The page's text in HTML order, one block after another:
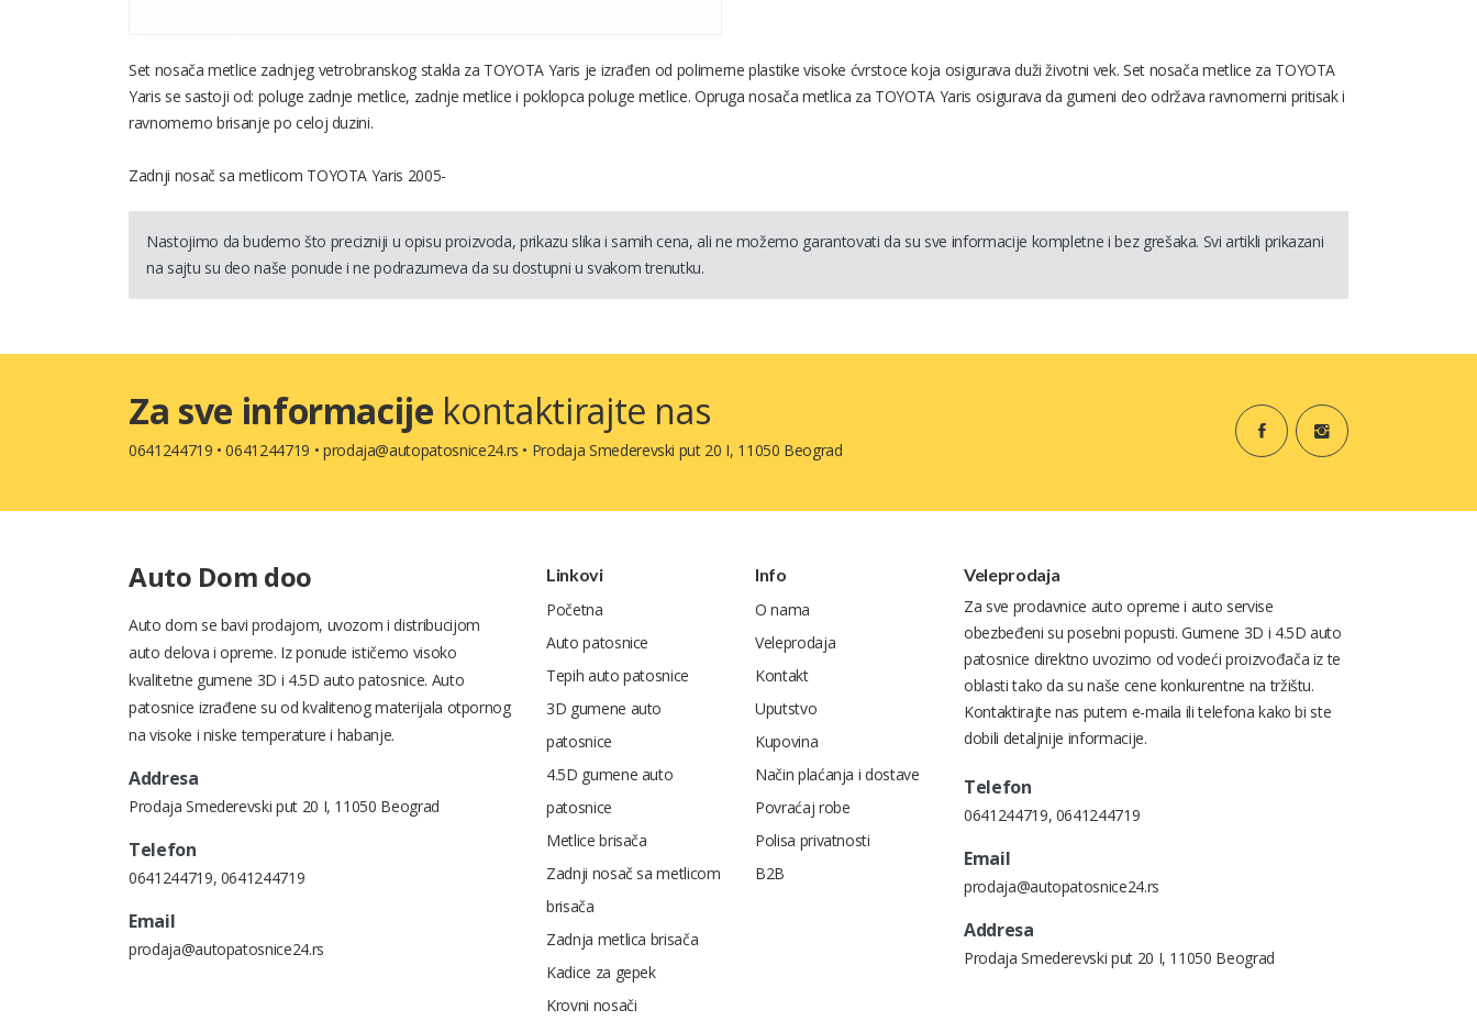
Set nosača metlice zadnjeg vetrobranskog stakla za TOYOTA Yaris je izrađen od polimerne plastike visoke ćvrstoce koja osigurava duži životni vek. Set nosača metlice za TOYOTA
Yaris se sastoji od: poluge zadnje metlice, zadnje metlice i poklopca poluge metlice. Opruga nosača metlica za TOYOTA Yaris osigurava da gumeni deo održava ravnomerni pritisak i
ravnomerno brisanje po celoj duzini.
Zadnji nosač sa metlicom TOYOTA Yaris 2005-
Nastojimo da budemo što precizniji u opisu proizvoda, prikazu slika i samih cena, ali ne možemo garantovati da su sve informacije kompletne i bez grešaka. Svi artikli prikazani
na sajtu su deo naše ponude i ne podrazumeva da su dostupni u svakom trenutku.
Za sve informacije kontaktirajte nas
0641244719 •0641244719 • prodaja@autopatosnice24.rs • Prodaja Smederevski put 20 I, 11050 Beograd
Auto Dom doo
Auto dom se bavi prodajom, uvozom i distribucijom
auto delova i opreme. Iz ponude ističemo visoko
kvalitetne gumene 3D i 4.5D auto patosnice. Auto
patosnice izrađene su od kvalitenog materijala otpornog
na visoke i niske temperature i habanje.
Addresa
Prodaja Smederevski put 20 I, 11050 Beograd
Telefon
0641244719, 0641244719
Email
prodaja@autopatosnice24.rs
Linkovi
Početna
Auto patosnice
Tepih auto patosnice
3D gumene auto
patosnice
4.5D gumene auto
patosnice
Metlice brisača
Zadnji nosač sa metlicom
brisača
Zadnja metlica brisača
Kadice za gepek
Krovni nosači
Info
O nama
Veleprodaja
Kontakt
Uputstvo
Kupovina
Način plaćanja i dostave
Povraćaj robe
Polisa privatnosti
B2B
Veleprodaja
Za sve prodavnice auto opreme i auto servise
obezbeđeni su posebni popusti. Gumene 3D i 4.5D auto
patosnice direktno uvozimo od vodeći proizvođača iz te
oblasti tako da su naše cene konkurentne na tržištu.
Kontaktirajte nas putem e-maila ili telefona kako bi ste
dobili detaljnije informacije.
Telefon
0641244719, 0641244719
Email
prodaja@autopatosnice24.rs
Addresa
Prodaja Smederevski put 20 I, 11050 Beograd